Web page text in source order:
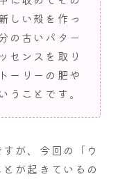
しい殻を作っ
の古いパター
センスを取り
ーリーの肥や
うことです。
が、今回の「ウ
が起きているの